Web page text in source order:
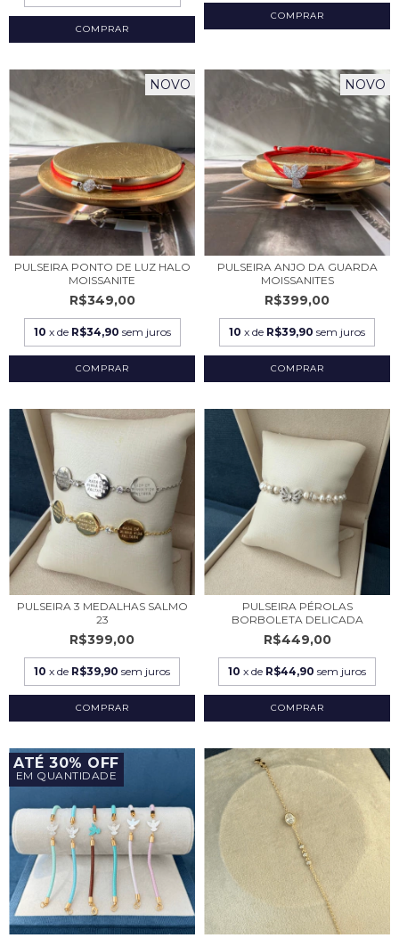
NOVO
PULSEIRA PONTO DE LUZ HALO
MOISSANITE
R$349,00
10 x de R$34,90 sem juros
NOVO
PULSEIRA ANJO DA GUARDA
MOISSANITES
R$399,00
10 x de R$39,90 sem juros
PULSEIRA 3 MEDALHAS SALMO
23
R$399,00
10 x de R$39,90 sem juros
COMPRAR
PULSEIRA PÉROLAS
BORBOLETA DELICADA
R$449,00
10 x de R$44,90 sem juros
ATÉ 30% OFF
EM QUANTIDADE